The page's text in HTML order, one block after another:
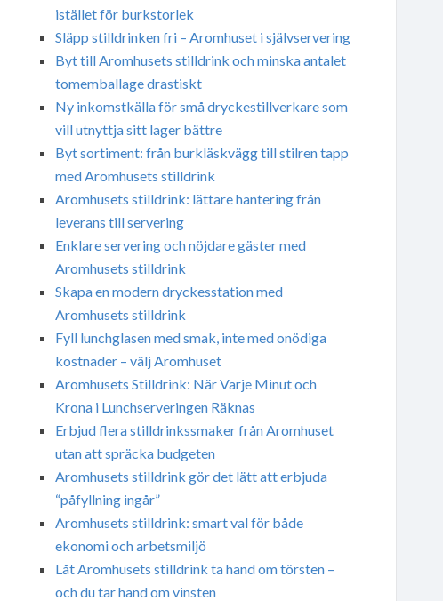
istället för burkstorlek
Släpp stilldrinken fri – Aromhuset i självservering
Byt till Aromhusets stilldrink och minska antalet
tomemballage drastiskt
Ny inkomstkälla för små dryckestillverkare som
vill utnyttja sitt lager bättre
Byt sortiment: från burkläskvägg till stilren tapp
med Aromhusets stilldrink
Aromhusets stilldrink: lättare hantering från
leverans till servering
Enklare servering och nöjdare gäster med
Aromhusets stilldrink
Skapa en modern dryckesstation med
Aromhusets stilldrink
Fyll lunchglasen med smak, inte med onödiga
kostnader – välj Aromhuset
Aromhusets Stilldrink: När Varje Minut och
Krona i Lunchserveringen Räknas
Erbjud flera stilldrinkssmaker från Aromhuset
utan att spräcka budgeten
Aromhusets stilldrink gör det lätt att erbjuda
“påfyllning ingår”
Aromhusets stilldrink: smart val för både
ekonomi och arbetsmiljö
Låt Aromhusets stilldrink ta hand om törsten –
och du tar hand om vinsten